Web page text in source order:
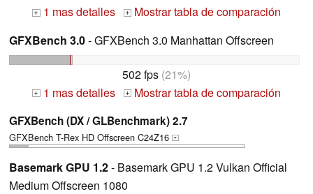
+ 1 mas detalles +
Mostrar tabla de comparación
GFXBench 3.0- GFXBench 3.0 Manhattan Offscreen
502 fps (21%)
+ 1 mas detalles + Mostrar tabla de comparación
GFXBench (DX / GLBenchmark) 2.7
GFXBench T-Rex HD Offscreen C24Z16 +
Basemark GPU 1.2- Basemark GPU 1.2 Vulkan Official
Medium Offscreen 1080